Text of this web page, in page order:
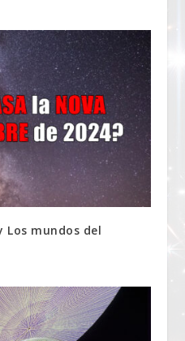
Los mundos del